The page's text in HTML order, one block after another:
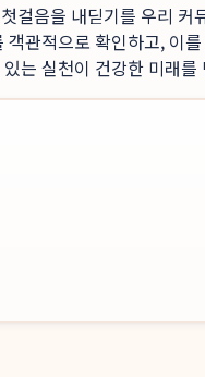
걸음을 내딛기를 우리 커
객관적으로 확인하고, 이
는 실천이 건강한 미래를